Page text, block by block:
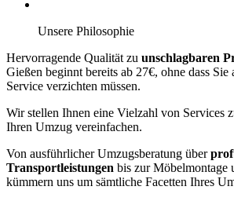
Unsere Philosophie
Hervorragende Qualität zu unschlagbaren
Gießen beginnt bereits ab 27€, ohne dass Sie
Service verzichten müssen.
Wir stellen Ihnen eine Vielzahl von Services
Ihren Umzug vereinfachen.
Von ausführlicher Umzugsberatung über
Transportleistungen bis zur Möbelmontage
kümmern uns um sämtliche Facetten Ihres